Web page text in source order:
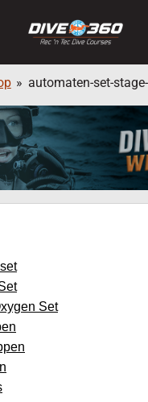
» automaten-set-
Set